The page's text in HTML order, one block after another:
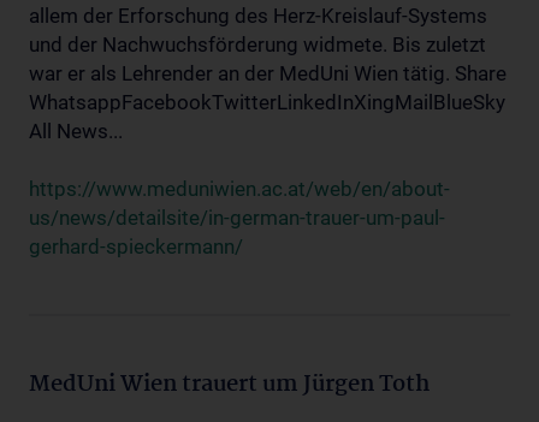
allem der Erforschung des Herz-Kreislauf-Systems
und der Nachwuchsförderung widmete. Bis zuletzt
war er als Lehrender an der MedUni Wien tätig. Share
WhatsappFacebookTwitterLinkedInXingMailBlueSky
All News...
https://www.meduniwien.ac.at/web/en/about-
us/news/detailsite/in-german-trauer-um-paul-
gerhard-spieckermann/
MedUni Wien trauert um Jürgen Toth